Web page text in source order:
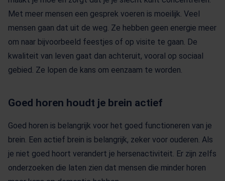
Met meer mensen een gesprek voeren is moeilijk. Veel
mensen gaan dat uit de weg. Ze hebben geen energie meer
om naar bijvoorbeeld feestjes of op visite te gaan. De
kwaliteit van leven gaat dan achteruit, vooral op sociaal
gebied. Ze lopen de kans om eenzaam te worden.
Goed horen houdt je brein actief
Goed horen is belangrijk voor het goed functioneren van je
brein. Een actief brein is belangrijk, zeker voor ouderen. Als
je niet goed hoort verandert je hersenactiviteit. Er zijn zelfs
onderzoeken die laten zien dat mensen die minder horen